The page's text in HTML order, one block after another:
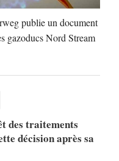
publie un document
gazoducs Nord Stream
des traitements
décision après sa